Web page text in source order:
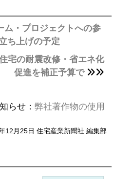
ム・プロジェクトへの参
ち上げの予定
宅の耐震改修・省エネ化
促進を補正予算で
らせ： 弊社著作物の使用
12月25日 住宅産業新聞社 編集部